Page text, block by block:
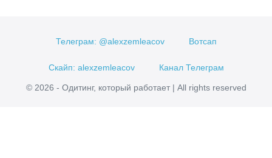
Телеграм: @alexzemleacov Вотсап
Скайп: alexzemleacov Канал Телеграм
© 2026 - Одитинг, который работает | All rights reserved